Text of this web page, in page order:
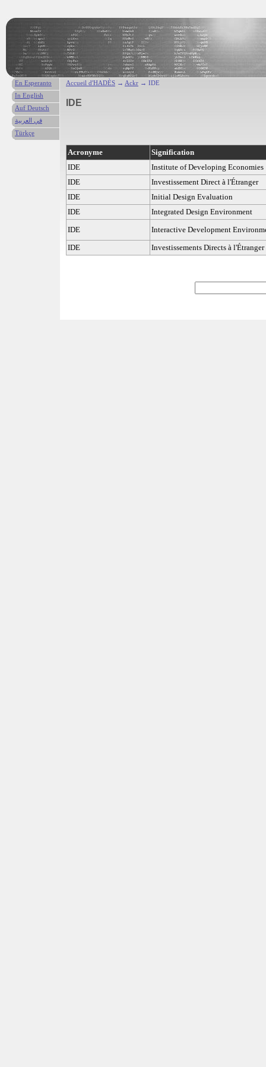
Accueil d'HADÈS → Ackr → IDE
IDE
Acronyme
Signification
IDE
Institute of Developing Economies
IDE
Investissement Direct à l'Étranger
IDE
Initial Design Evaluation
IDE
Integrated Design Environment
IDE
Interactive Development
IDE
Investissements Directs à l'Étranger
En Esperanto
In English
Auf Deutsch
في العربية
Türkçe